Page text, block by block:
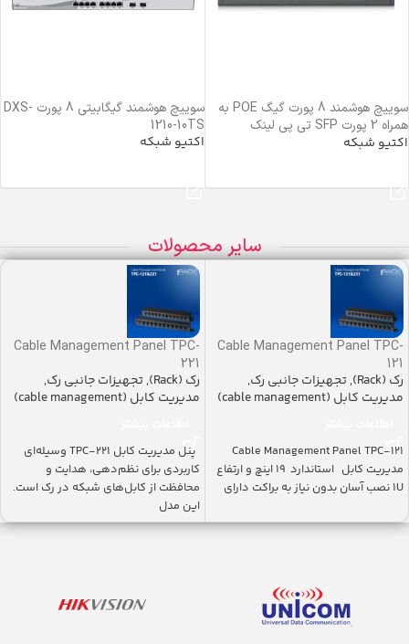
سوییچ هوشمند 8 پورت گیگ POE به
همراه 2 پورت SFP تی پی لینک
T1500G-10MPS TP-Link
اکتیو شبکه
سوییچ هوشمند گیگابیتی 8 پورت DXS-
1210-10TS
اکتیو شبکه
سایر محصولات
Cable Management Panel TPC-
121
رک (Rack) ,تجهیزات جانبی رک,
مدیریت کابل (cable management)
Cable Management Panel TPC-121
مدیریت کابل استاندارد ۱۹ اینچ و ارتفاع
1U نصب آسان بدون نیاز به براکت دارای
Cable Management Panel TPC-
221
رک (Rack) ,تجهیزات جانبی رک,
مدیریت کابل (cable management)
پنل مدیریت کابل TPC-221 وسیله‌ای
کاربردی برای نظم‌دهی، هدایت و
محافظت از کابل‌های شبکه در رک است.
این مدل